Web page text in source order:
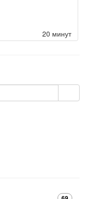
20 минут